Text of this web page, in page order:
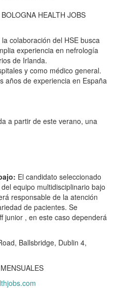
BOLOGNA HEALTH JOBS
colaboración del HSE busca
experiencia en nefrología
de Irlanda.
y como médico general.
años de experiencia en España
a partir de este verano, una
El candidato seleccionado
equipo multidisciplinario bajo
responsable de la atención
de pacientes. Se
junior , en este caso dependerá
Ballsbridge, Dublin 4,